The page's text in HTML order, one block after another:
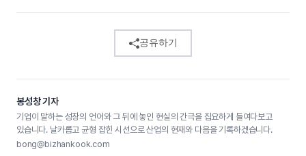
공유하기
봉성창 기자
기업이 말하는 성장의 언어와 그 뒤에 놓인 현실의 간극을 집요하게 들여다보고
있습니다. 날카롭고 균형 잡힌 시선으로 산업의 현재와 다음을 기록하겠습니다.
bong@bizhankook.com